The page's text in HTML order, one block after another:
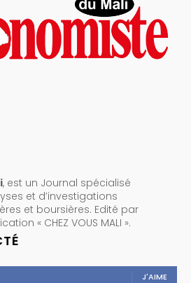
, est un Journal spécialisé
et d’investigations
et boursières. Edité par
« CHEZ VOUS MALI ».
J'AIME